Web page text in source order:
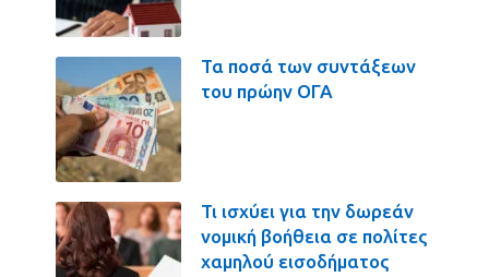
Τα ποσά των συντάξεων
του πρώην ΟΓΑ
Τι ισχύει για την δωρεάν
νομική βοήθεια σε πολίτες
χαμηλού εισοδήματος